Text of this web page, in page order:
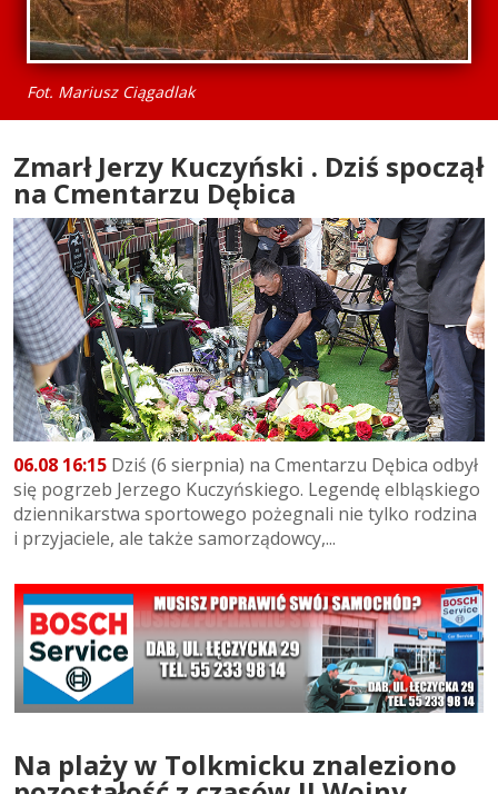
Fot. Mariusz Ciągadlak
Zmarł Jerzy Kuczyński . Dziś spoczął
na Cmentarzu Dębica
06.08 16:15 Dziś (6 sierpnia) na Cmentarzu Dębica odbył
się pogrzeb Jerzego Kuczyńskiego. Legendę elbląskiego
dziennikarstwa sportowego pożegnali nie tylko rodzina
i przyjaciele, ale także samorządowcy,...
Na plaży w Tolkmicku znaleziono